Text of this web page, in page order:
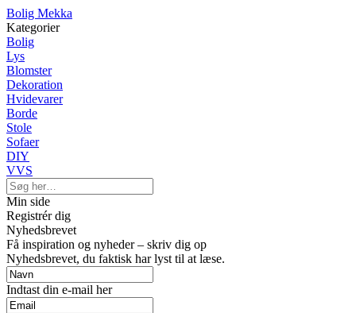
Bolig Mekka
Kategorier
Bolig
Lys
Blomster
Dekoration
Hvidevarer
Borde
Stole
Sofaer
DIY
VVS
Min side
Registrér dig
Nyhedsbrevet
Få inspiration og nyheder – skriv dig op
Nyhedsbrevet, du faktisk har lyst til at læse.
Indtast din e-mail her